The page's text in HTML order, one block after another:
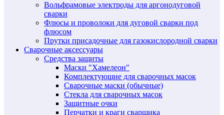
Вольфрамовые электроды для аргонодуговой
сварки
Флюсы и проволоки для дуговой сварки под
флюсом
Прутки присадочные для газокислородной сварки
Сварочные аксессуары
Средства защиты
Маски "Хамелеон"
Комплектующие для сварочных масок
Сварочные маски (обычные)
Стекла для сварочных масок
Защитные очки
Перчатки и краги сварщика